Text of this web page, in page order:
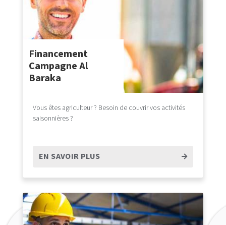
Financement
Campagne Al
Baraka
Vous êtes agriculteur ? Besoin de couvrir vos activités
saisonnières ?
EN SAVOIR PLUS